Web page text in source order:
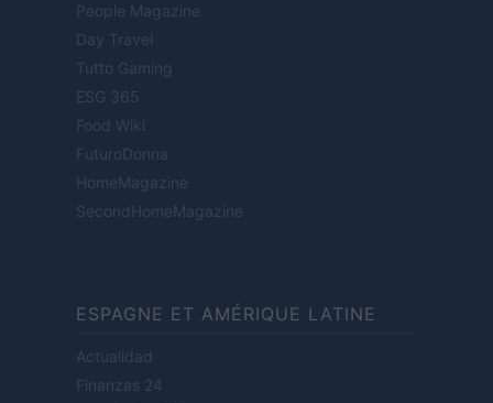
People Magazine
Day Travel
Tutto Gaming
ESG 365
Food Wiki
FuturoDonna
HomeMagazine
SecondHomeMagazine
ESPAGNE ET AMÉRIQUE LATINE
Actualidad
Finanzas 24